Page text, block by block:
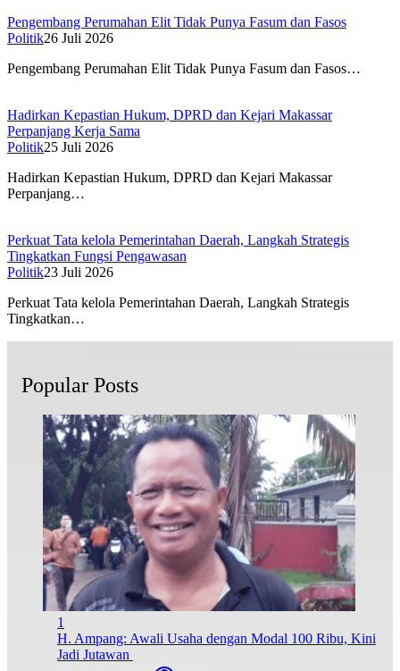
Pengembang Perumahan Elit Tidak Punya Fasum dan Fasos
Politik26 Juli 2026
Pengembang Perumahan Elit Tidak Punya Fasum dan Fasos…
Hadirkan Kepastian Hukum, DPRD dan Kejari Makassar
Perpanjang Kerja Sama
Politik25 Juli 2026
Hadirkan Kepastian Hukum, DPRD dan Kejari Makassar
Perpanjang…
Perkuat Tata kelola Pemerintahan Daerah, Langkah Strategis
Tingkatkan Fungsi Pengawasan
Politik23 Juli 2026
Perkuat Tata kelola Pemerintahan Daerah, Langkah Strategis
Tingkatkan…
Popular Posts
1
H. Ampang: Awali Usaha dengan Modal 100 Ribu, Kini
Jadi Jutawan